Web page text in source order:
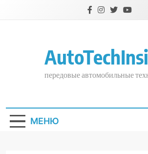
передовые автомобильные
МЕНЮ